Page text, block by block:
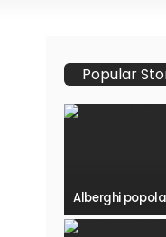
Popular
Alberghi